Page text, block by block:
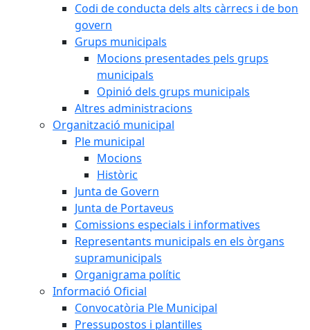
Codi de conducta dels alts càrrecs i de bon
govern
Grups municipals
Mocions presentades pels grups
municipals
Opinió dels grups municipals
Altres administracions
Organització municipal
Ple municipal
Mocions
Històric
Junta de Govern
Junta de Portaveus
Comissions especials i informatives
Representants municipals en els òrgans
supramunicipals
Organigrama polític
Informació Oficial
Convocatòria Ple Municipal
Pressupostos i plantilles